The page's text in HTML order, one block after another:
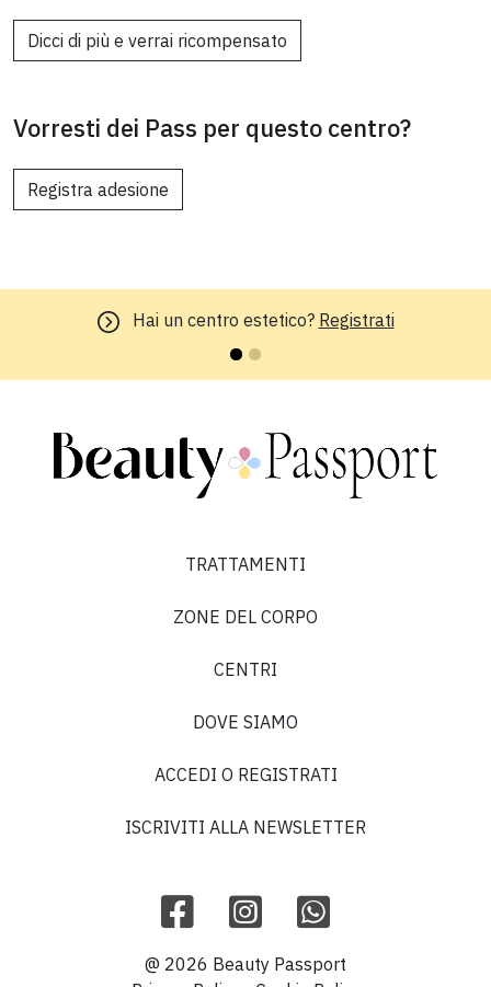
Dicci di più e verrai ricompensato
Vorresti dei Pass per questo centro?
Registra adesione
Hai un centro estetico? Registrati
TRATTAMENTI
ZONE DEL CORPO
CENTRI
DOVE SIAMO
ACCEDI O REGISTRATI
ISCRIVITI ALLA NEWSLETTER
@ 2026 Beauty Passport